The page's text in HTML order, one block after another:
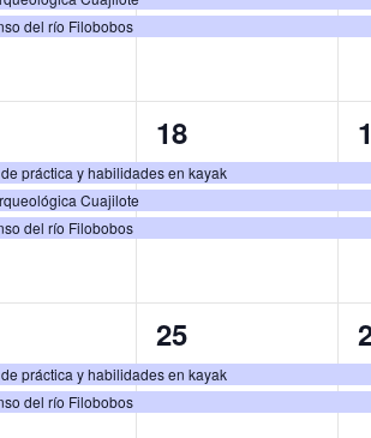
s
s
del río Filobobos
v
n
t
o
s
v
t
s
práctica y habilidades en kayak
Cuajilote
del río Filobobos
3
e
v
n
t
o
s
18
3
e
v
t
s
práctica y habilidades en kayak
del río Filobobos
2
e
v
25
2
e
v